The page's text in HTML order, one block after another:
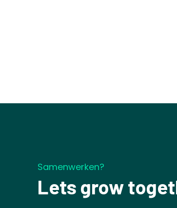
Samenwerken?
Lets grow